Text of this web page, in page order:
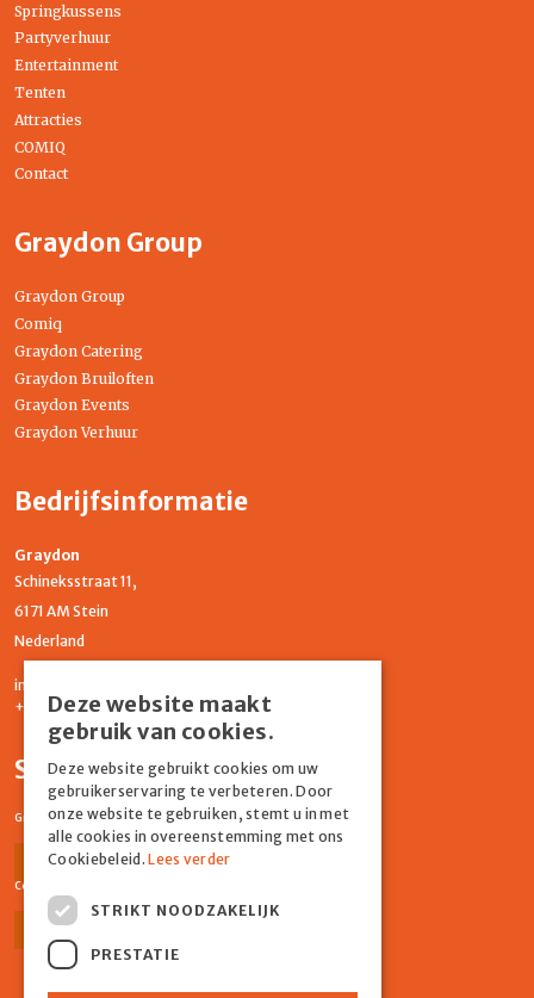
Springkussens
Partyverhuur
Entertainment
Tenten
Attracties
COMIQ
Contact
Graydon Group
Graydon Group
Comiq
Graydon Catering
Graydon Bruiloften
Graydon Events
Graydon Verhuur
Bedrijfsinformatie
Graydon
Schineksstraat 11,
6171 AM Stein
Nederland
info@graydonevents.nl
+316 11435859
Social media
Graydon Events
Facebook Instagram
Comiq
Facebook
Deze website maakt
gebruik van cookies.
Deze website gebruikt cookies om uw
gebruikerservaring te verbeteren. Door
onze website te gebruiken, stemt u in met
alle cookies in overeenstemming met ons
Cookiebeleid.Lees verder
STRIKT NOODZAKELIJK
PRESTATIE